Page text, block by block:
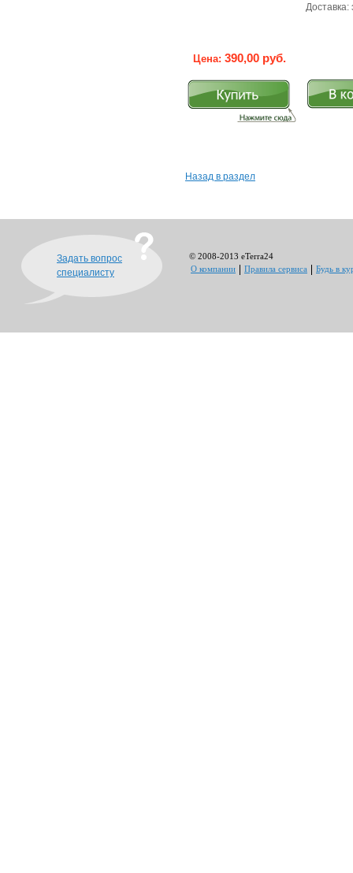
Доставка:
Цена: 390,00 руб.
Назад в раздел
Задать вопрос
специалисту
© 2008-2013 eTerra24
О компании
Правила сервиса Будь в